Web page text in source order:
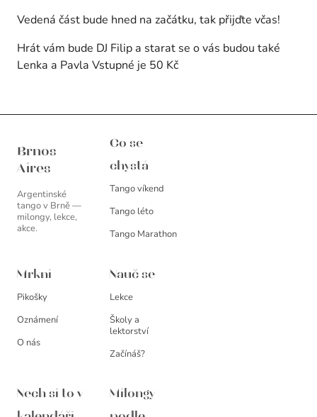
Vedená část bude hned na začátku, tak přijďte včas!
Hrát vám bude DJ Filip a starat se o vás budou také
Lenka a Pavla Vstupné je 50 Kč
Brnos
Aires
Argentinské
tango v Brně —
milongy, lekce,
akce.
Co se
chystá
Tango víkend
Tango léto
Tango Marathon
Mrkni
Pikošky
Oznámení
O nás
Nauč se
Lekce
Školy a
lektorství
Začínáš?
Nech si to v
Milongy